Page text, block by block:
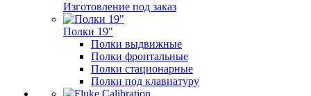
Изготовление под заказ
Полки 19"
Полки выдвижные
Полки фронтальные
Полки стационарные
Полки под клавиатуру